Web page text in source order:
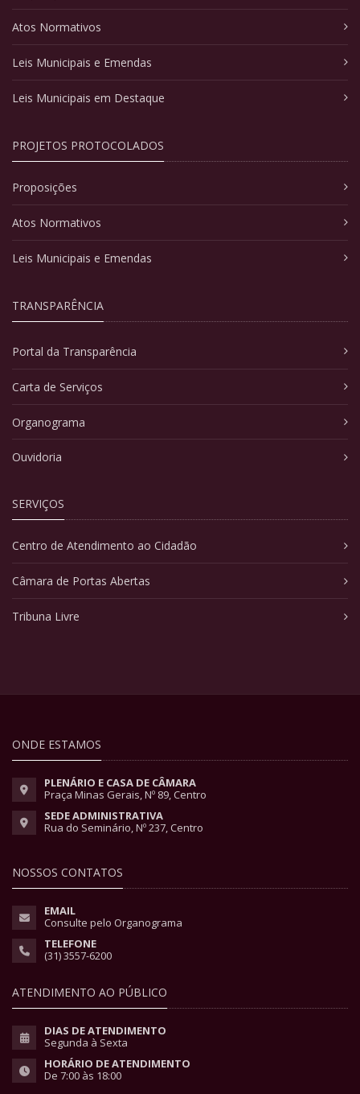
Atos Normativos
Leis Municipais e Emendas
Leis Municipais em Destaque
PROJETOS PROTOCOLADOS
Proposições
Atos Normativos
Leis Municipais e Emendas
TRANSPARÊNCIA
Portal da Transparência
Carta de Serviços
Organograma
Ouvidoria
SERVIÇOS
Centro de Atendimento ao Cidadão
Câmara de Portas Abertas
Tribuna Livre
ONDE ESTAMOS
PLENÁRIO E CASA DE CÂMARA
Praça Minas Gerais, Nº 89, Centro
SEDE ADMINISTRATIVA
Rua do Seminário, Nº 237, Centro
NOSSOS CONTATOS
EMAIL
Consulte pelo Organograma
TELEFONE
(31) 3557-6200
ATENDIMENTO AO PÚBLICO
DIAS DE ATENDIMENTO
Segunda à Sexta
HORÁRIO DE ATENDIMENTO
De 7:00 às 18:00